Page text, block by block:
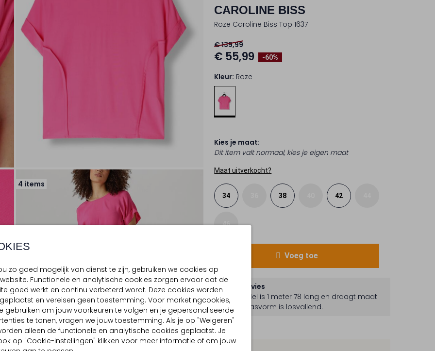
zo goed mogelijk van dienst te zijn, gebruiken we cookies op
Functionele en analytische cookies zorgen ervoor dat de
goed werkt en continu verbeterd wordt. Deze cookies worden
en vereisen geen toestemming. Voor marketingcookies,
gebruiken om jouw voorkeuren te volgen en je gepersonaliseerde
te tonen, vragen we jouw toestemming. Als je op "Weigeren"
alleen de functionele en analytische cookies geplaatst. Je
op "Cookie-instellingen" klikken voor meer informatie of om jouw
4 items
CAROLINE BISS
Roze Caroline Biss Top 1637
-60%
€ 139,99
€ 55,99
Kleur: Roze
Kies je maat:
Dit item valt normaal, kies je eigen maat
Maat uitverkocht?
34 38 42
46
Voeg toe
Maatadvies
Het model is 1 meter 78 lang en draagt maat
36. De pasvorm is losvallend.